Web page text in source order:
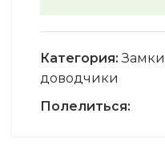
Категория:
доводчики
Полелиться: